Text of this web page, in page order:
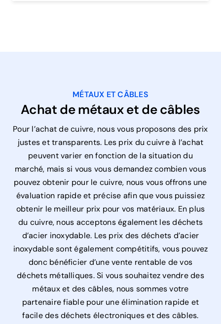
MÉTAUX ET CÂBLES
Achat de métaux et de câbles
Pour l’achat de cuivre, nous vous proposons des prix
justes et transparents. Les prix du cuivre à l’achat
peuvent varier en fonction de la situation du
marché, mais si vous vous demandez combien vous
pouvez obtenir pour le cuivre, nous vous offrons une
évaluation rapide et précise afin que vous puissiez
obtenir le meilleur prix pour vos matériaux. En plus
du cuivre, nous acceptons également les déchets
d’acier inoxydable. Les prix des déchets d’acier
inoxydable sont également compétitifs, vous pouvez
donc bénéficier d’une vente rentable de vos
déchets métalliques. Si vous souhaitez vendre des
métaux et des câbles, nous sommes votre
partenaire fiable pour une élimination rapide et
facile des déchets électroniques et des câbles.